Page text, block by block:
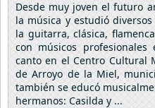
Desde muy joven el futuro
la música y estudió
la guitarra, clásica,
con músicos
canto en el Centro Cultural
de Arroyo de la Miel,
también se educó
hermanos: Casilda y ...